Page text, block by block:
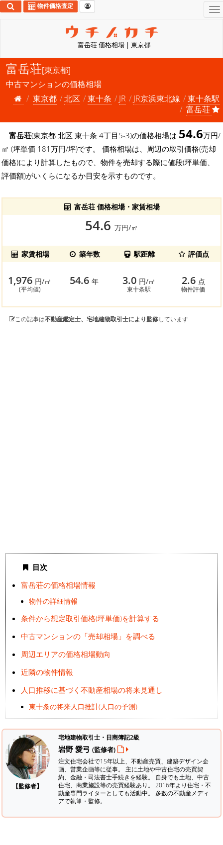
富岳荘 価格相場 | 東京都
物件価格査定
富岳荘[東京都]
中古マンションの価格相場
東京都
北区 東十条 JR JR京浜東北線
東十条駅
富岳荘
富岳荘(東京都 北区 東十条 4丁目5-3)の価格相場は 54.6万円/
㎡ (坪単価 181万円/坪)です。 価格相場は、周辺の取引価格(売却
価格)により計算したもので、物件を売却する際に値段(坪単価、
評価額)がいくらになるか目安を示すものです。
富岳荘 価格相場・家賃相場
54.6 万円/㎡
家賃相場 築年数 駅距離 評価点
1,976 円/㎡
(平均値)
54.6年 3.0 円/㎡
東十条駅
2.6 点
物件評価
この記事は不動産鑑定士、宅地建物取引士により監修しています
目次
富岳荘の価格相場情報
物件の詳細情報
条件から想定取引価格(坪単価)を計算する
中古マンションの「売却相場」を調べる
周辺エリアの価格相場動向
近隣の物件情報
人口推移に基づく不動産相場の将来見通し
東十条の将来人口推計(人口の予測)
【監修者】
宅地建物取引士・日商簿記2級
岩野 愛弓 (監修者)
注文住宅会社で15年以上、不動産売買、建築デザイン企
画、営業企画等に従事。 主に土地や中古住宅の売買契
約、金融・司法書士手続きを経験。 自身でも土地、中古
住宅、商業施設等の売買経験あり。 2016年より住宅・不
動産専門ライターとしても活動中。 多数の不動産メディ
アで執筆・監修。